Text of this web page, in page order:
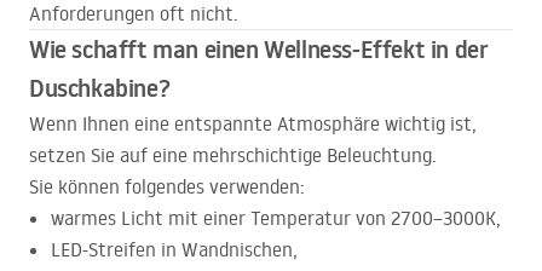
Anforderungen oft nicht.
Wie schafft man einen Wellness-Effekt in der
Duschkabine?
Wenn Ihnen eine entspannte Atmosphäre wichtig ist,
setzen Sie auf eine mehrschichtige Beleuchtung.
Sie können folgendes verwenden:
warmes Licht mit einer Temperatur von 2700–3000K,
LED-Streifen in Wandnischen,